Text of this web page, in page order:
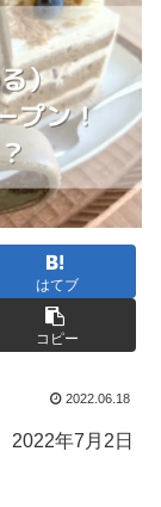
はてブ
コピー
2022.06.18
年7月2日